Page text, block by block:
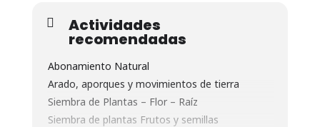
Actividades
recomendadas
Abonamiento Natural
Arado, aporques y movimientos de tierra
Siembra de Plantas – Flor – Raíz
Siembra de plantas Frutos y semillas